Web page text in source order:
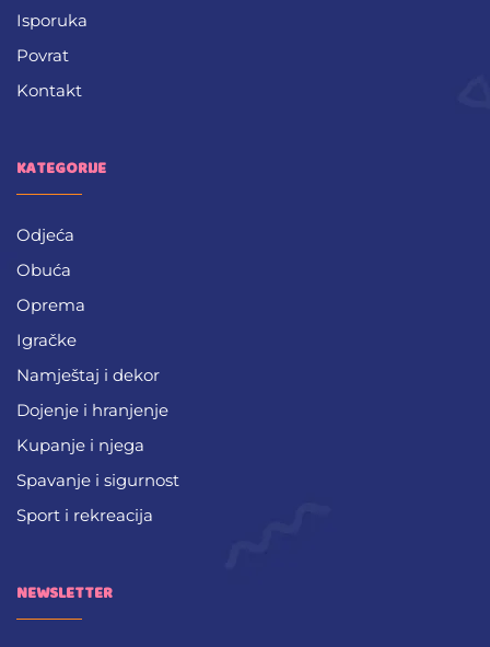
Isporuka
Povrat
Kontakt
KATEGORIJE
Odjeća
Obuća
Oprema
Igračke
Namještaj i dekor
Dojenje i hranjenje
Kupanje i njega
Spavanje i sigurnost
Sport i rekreacija
NEWSLETTER